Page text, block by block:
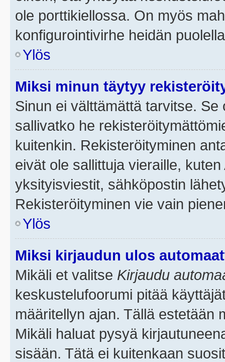
ole porttikiellossa. On myös
konfigurointivirhe heidän
Ylös
Miksi minun täytyy
Sinun ei välttämättä tarvitse.
sallivatko he
kuitenkin. Rekisteröityminen
eivät ole sallittuja vieraille,
yksityisviestit, sähköpostin
Rekisteröityminen vie vain
Ylös
Miksi kirjaudun ulos
Mikäli et valitse Kirjaudu
keskustelufoorumi pitää
määritellyn ajan. Tällä estetään
Mikäli haluat pysyä
sisään. Tätä ei kuitenkaan